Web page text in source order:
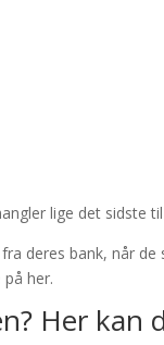
lige det sidste
deres bank, når
her.
Her kan